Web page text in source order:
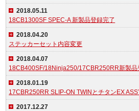
2018.05.11
18CB1300SF SPEC-A 新製品登録完了
2018.04.20
ステッカーセット内容変更
2018.04.07
18CB400SF/18Ninja250/17CBR250RR新製品
2018.01.19
17CBR250RR SLIP-ON TWINとチタンEX
2017.12.27